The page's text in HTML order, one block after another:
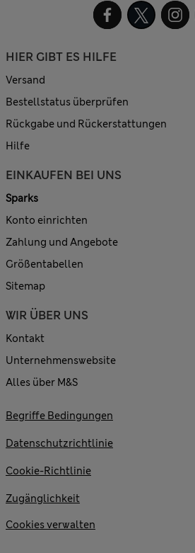
HIER GIBT ES HILFE
Versand
Bestellstatus überprüfen
Rückgabe und Rückerstattungen
Hilfe
EINKAUFEN BEI UNS
Sparks
Konto einrichten
Zahlung und Angebote
Größentabellen
Sitemap
WIR ÜBER UNS
Kontakt
Unternehmenswebsite
Alles über M&S
Begriffe Bedingungen
Datenschutzrichtlinie
Cookie-Richtlinie
Zugänglichkeit
Cookies verwalten